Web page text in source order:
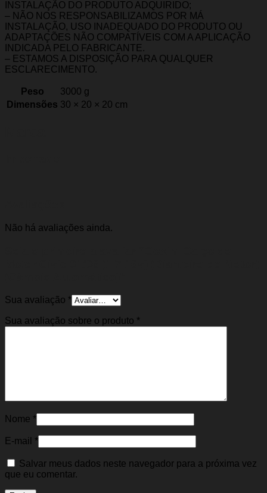
INSTALAÇÃO DO PRODUTO ADQUIRIDO;
– NÃO NOS RESPONSABILIZAMOS POR MÁ
INSTALAÇÃO, USO INADEQUADO DO PRODUTO OU
ADAPTAÇÕES NÃO COMPATÍVEIS COM A APLICAÇÃO
INDICADA PELO FABRICANTE.
– ESTAMOS A DISPOSIÇÃO PARA QUALQUER
ESCLARECIMENTO.
Peso
3000 g
Dimensões 30 × 20 × 20 cm
Não há avaliações ainda.
Sua avaliação *
Sua avaliação sobre o produto *
Nome *
E-mail *
Salvar meus dados neste navegador para a próxima vez
que eu comentar.